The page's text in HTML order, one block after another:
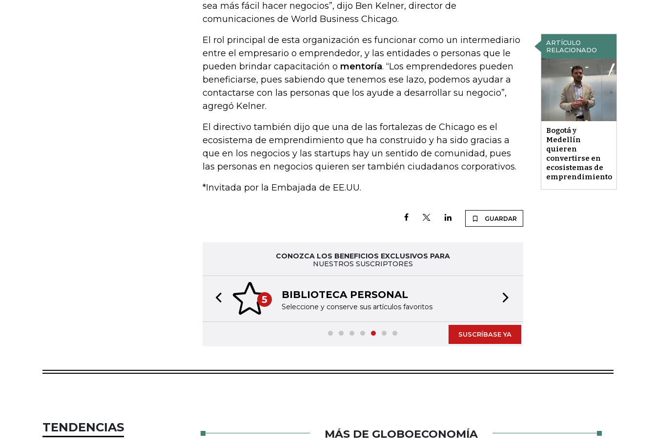
sea más fácil hacer negocios”, dijo Ben Kelner, director de
comunicaciones de World Business Chicago.
ARTÍCULO
RELACIONADO
Bogotá y
Medellín
quieren
convertirse en
ecosistemas de
emprendimiento
El rol principal de esta organización es funcionar como un intermediario
entre el empresario o emprendedor, y las entidades o personas que le
pueden brindar capacitación o mentoría. “Los emprendedores pueden
beneficiarse, pues sabiendo que tenemos ese lazo, podemos ayudar a
contactarse con las personas que los ayude a desarrollar su negocio”,
agregó Kelner.
El directivo también dijo que una de las fortalezas de Chicago es el
ecosistema de emprendimiento que ha construido y ha sido gracias a
que en los negocios y las startups hay un sentido de comunidad, pues
las personas en negocios quieren ser también ciudadanos corporativos.
*Invitada por la Embajada de EE.UU.
GUARDAR
CONOZCA LOS BENEFICIOS EXCLUSIVOS PARA
NUESTROS SUSCRIPTORES
5 BIBLIOTECA PERSONAL
Seleccione y conserve sus artículos favoritos
Previous slide
SUSCRÍBASE YA
TENDENCIAS MÁS DE GLOBOECONOMÍA